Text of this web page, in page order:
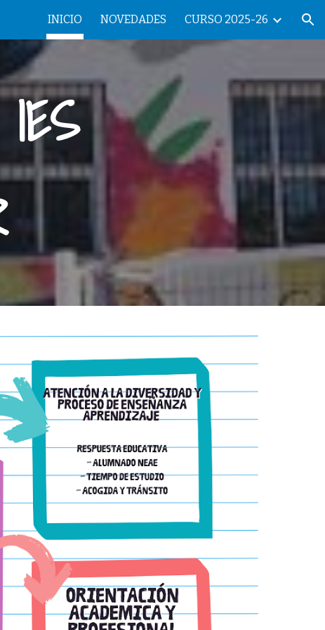
INICIO NOVEDADES CURSO 2025-26
IES